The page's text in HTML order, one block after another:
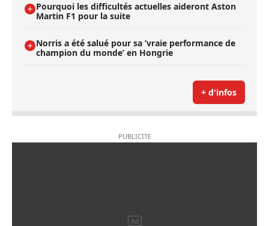
Pourquoi les difficultés actuelles aideront Aston
Martin F1 pour la suite
Norris a été salué pour sa ’vraie performance de
champion du monde’ en Hongrie
+ d'infos